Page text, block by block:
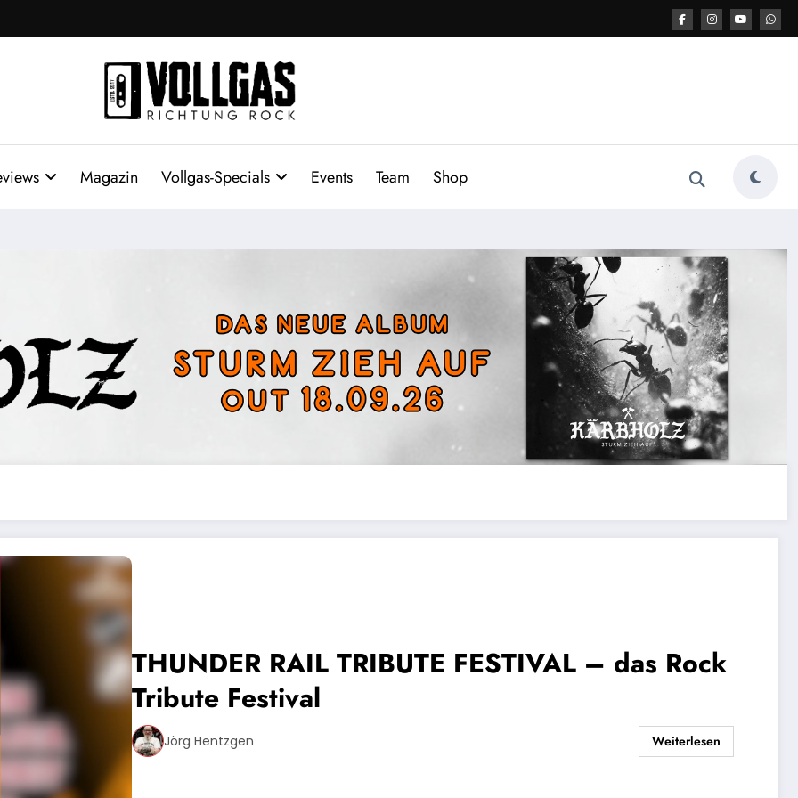
Magazin Vollgas-Specials Events Team Shop
THUNDER RAIL TRIBUTE FESTIVAL – das Rock
Tribute Festival
Jörg Hentzgen Weiterlesen